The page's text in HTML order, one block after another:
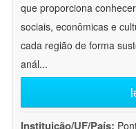
que proporciona
sociais, econômicas e
cada região de forma
anál...
Instituição/UF/País: